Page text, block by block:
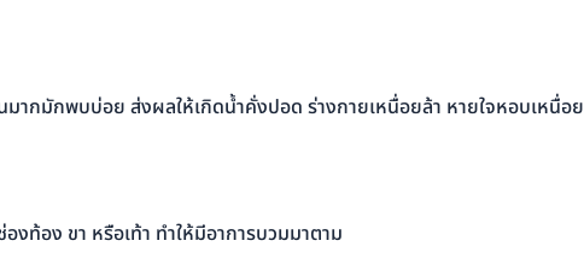
มากมักพบบ่อย ส่งผลให้เกิดน้ำคั่งปอด ร่างกายเหนื่อยล้า หายใจหอบเหนื่อย
งท้อง ขา หรือเท้า ทำให้มีอาการบวมมาตาม